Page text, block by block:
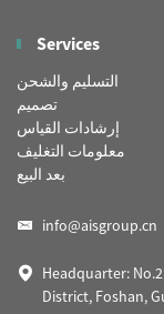
Services
التسليم والشحن
تصميم
إرشادات القياس
معلومات التغليف
بعد البيع
info@aisgroup.cn
Headquarter:
District, Foshan,